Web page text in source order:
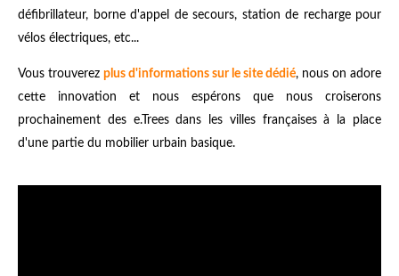
défibrillateur, borne d'appel de secours, station de recharge pour
vélos électriques, etc...
Vous trouverez plus d'informations sur le site dédié, nous on adore
cette innovation et nous espérons que nous croiserons
prochainement des e.Trees dans les villes françaises à la place
d'une partie du mobilier urbain basique.